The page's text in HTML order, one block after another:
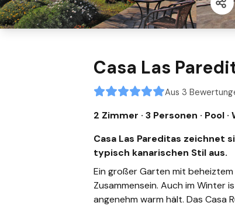
Casa Las
Aus 3
2 Zimmer · 3 Personen · Pool ·
Casa Las Pareditas zeichnet
typisch kanarischen Stil aus.
Ein großer Garten mit
Zusammensein. Auch im Winter
angenehm warm hält. Das Casa